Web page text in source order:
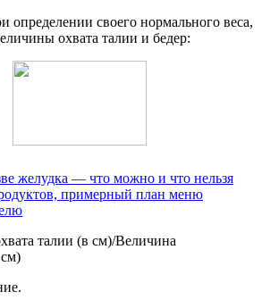
определении своего нормального веса,
охвата талии и бедер:
желудка — что можно и что нельзя
примерный план меню
талии (в см)/Величина